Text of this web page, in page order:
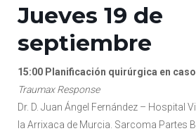
Jueves 19 de
septiembre
15:00 Planificación quirúrgica en
Traumax Response
Dr. D. Juan Ángel Fernández – Hospital
la Arrixaca de Murcia. Sarcoma Partes